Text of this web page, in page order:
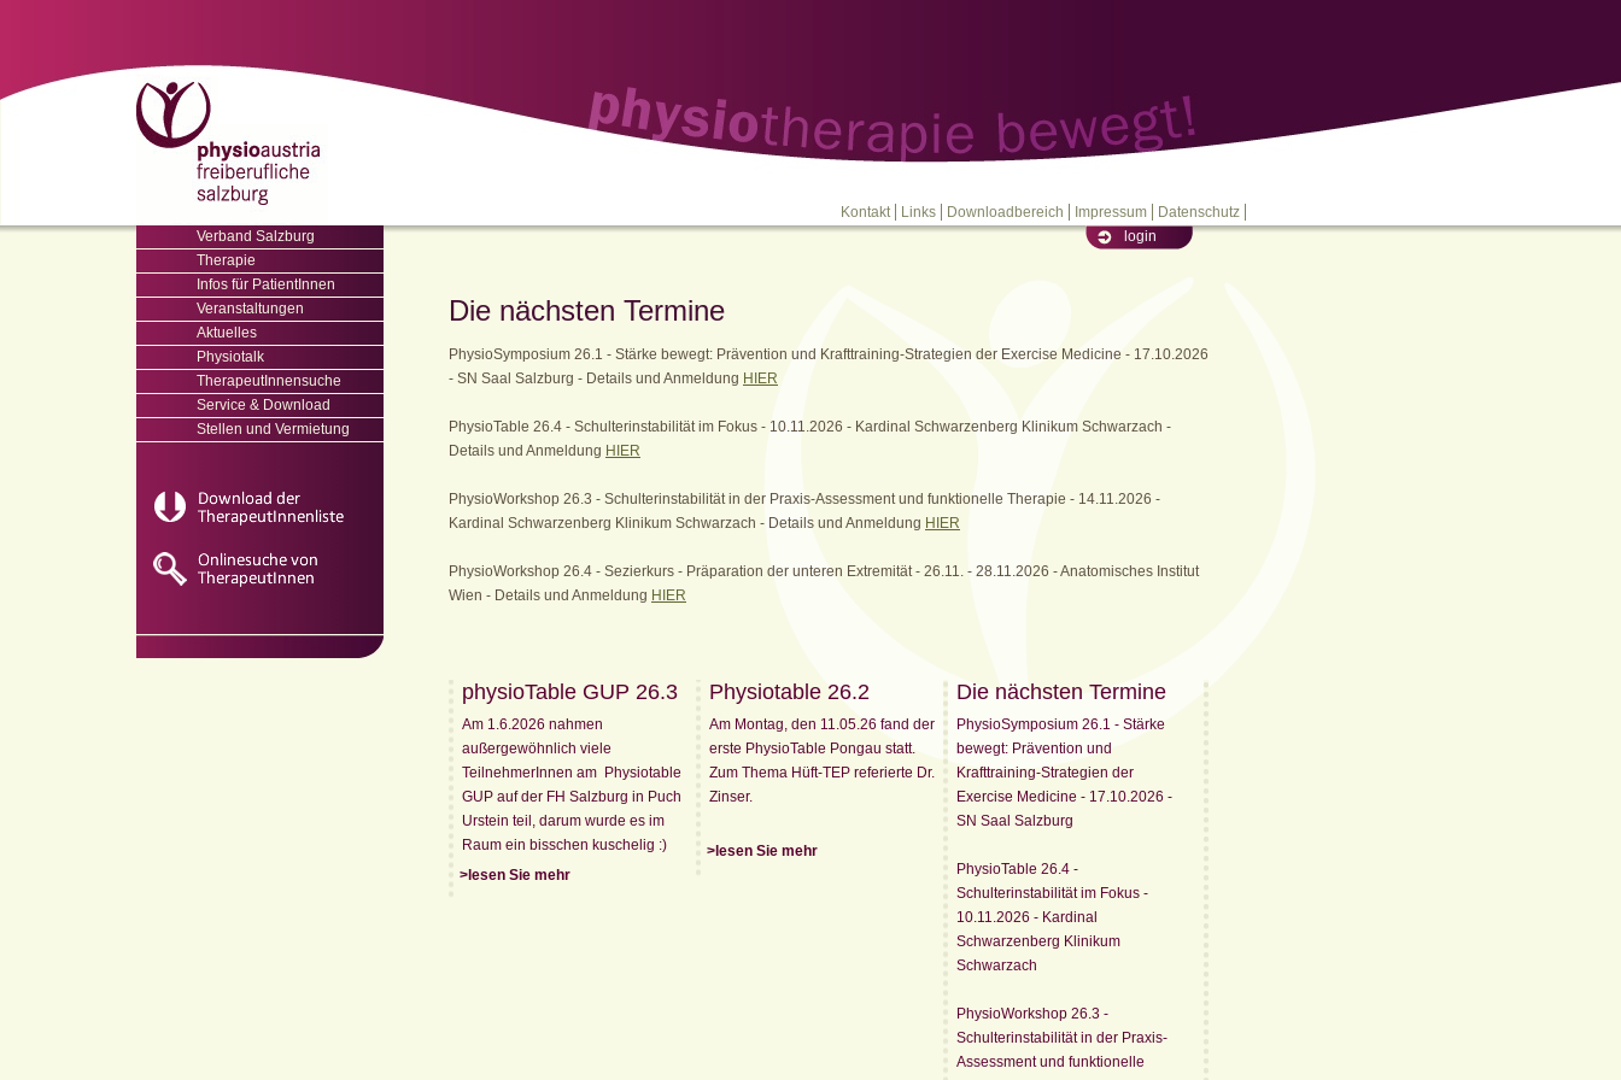
Kontakt Links Downloadbereich Impressum
Datenschutz
Verband Salzburg
Therapie
Infos für PatientInnen
Veranstaltungen
Aktuelles
Physiotalk
TherapeutInnensuche
Service & Download
Stellen und Vermietung
Die nächsten Termine
PhysioSymposium 26.1 - Stärke bewegt: Prävention und Krafttraining-Strategien der Exercise Medicine - 17.10.2026
- SN Saal Salzburg - Details und Anmeldung HIER
PhysioTable 26.4 - Schulterinstabilität im Fokus - 10.11.2026 - Kardinal Schwarzenberg Klinikum Schwarzach -
Details und Anmeldung HIER
PhysioWorkshop 26.3 - Schulterinstabilität in der Praxis-Assessment und funktionelle Therapie - 14.11.2026 -
Kardinal Schwarzenberg Klinikum Schwarzach - Details und Anmeldung HIER
PhysioWorkshop 26.4 - Sezierkurs - Präparation der unteren Extremität - 26.11. - 28.11.2026 - Anatomisches Institut
Wien - Details und Anmeldung HIER
physioTable GUP 26.3
>lesen Sie mehr
Am 1.6.2026 nahmen
außergewöhnlich viele
TeilnehmerInnen am Physiotable
GUP auf der FH Salzburg in Puch
Urstein teil, darum wurde es im
Raum ein bisschen kuschelig :)
Physiotable 26.2
>lesen Sie mehr
Am Montag, den 11.05.26 fand der
erste PhysioTable Pongau statt.
Zum Thema Hüft-TEP referierte Dr.
Zinser.
Die nächsten Termine
PhysioSymposium 26.1 - Stärke
bewegt: Prävention und
Krafttraining-Strategien der
Exercise Medicine - 17.10.2026 -
SN Saal Salzburg
PhysioTable 26.4 -
Schulterinstabilität im Fokus -
10.11.2026 - Kardinal
Schwarzenberg Klinikum
Schwarzach
PhysioWorkshop 26.3 -
Schulterinstabilität in der Praxis-
Assessment und funktionelle
login